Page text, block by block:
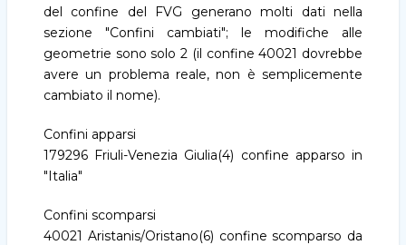
del confine del FVG generano molti dati nella
sezione "Confini cambiati"; le modifiche alle
geometrie sono solo 2 (il confine 40021 dovrebbe
avere un problema reale, non è semplicemente
cambiato il nome).
Confini apparsi
179296 Friuli-Venezia Giulia(4) confine apparso in
"Italia"
Confini scomparsi
40021 Aristanis/Oristano(6) confine scomparso da